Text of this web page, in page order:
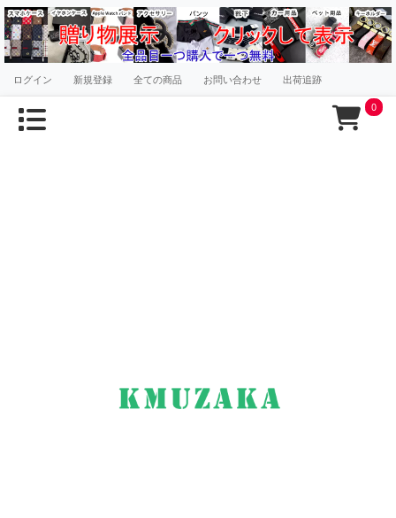
ログイン 新規登録 全ての商品 お問い合わせ 出荷追跡
0